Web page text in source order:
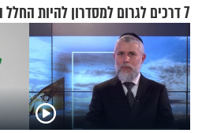
7 דרכים לגרום למסדרון להיות החלל הכי מפתיע בבית